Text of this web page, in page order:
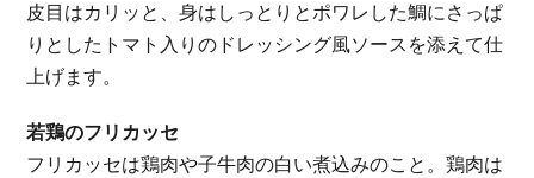
皮目はカリッと、身はしっとりとポワレした鯛にさっぱ
りとしたトマト入りのドレッシング風ソースを添えて仕
上げます。
若鶏のフリカッセ
フリカッセは鶏肉や子牛肉の白い煮込みのこと。鶏肉は